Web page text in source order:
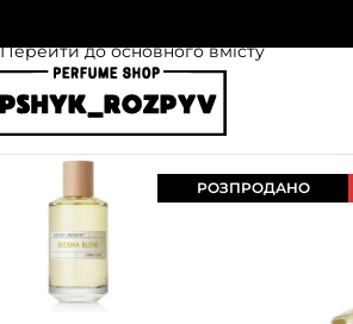
Перейти до основного вмісту
РОЗПРОДАНО